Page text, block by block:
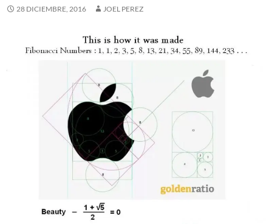
28 DICIEMBRE, 2016 JOEL PEREZ